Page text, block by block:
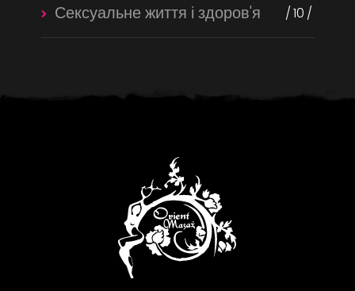
Сексуальне життя і здоров'я 10